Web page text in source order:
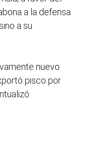
a la defensa
a su
nuevo
pisco por